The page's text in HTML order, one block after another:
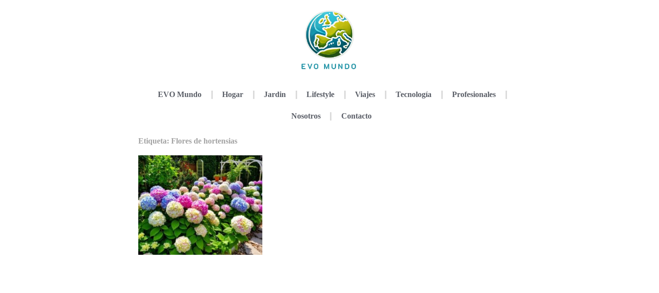
EVO Mundo Hogar Jardin Lifestyle Viajes Tecnología Profesionales
Nosotros Contacto
Etiqueta: Flores de hortensias